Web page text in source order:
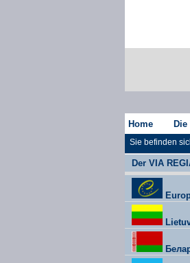
Home
Sie befinden
Der VIA